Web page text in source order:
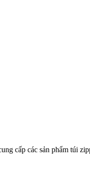
cấp các sản phẩm túi